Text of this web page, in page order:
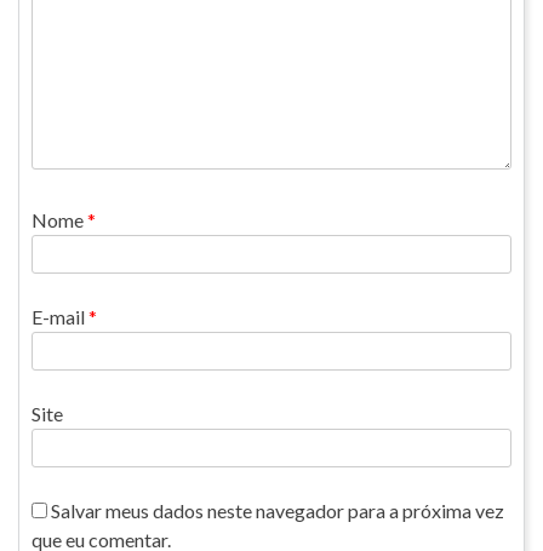
Nome*
E-mail*
Site
Salvar meus dados neste navegador para a próxima vez
que eu comentar.